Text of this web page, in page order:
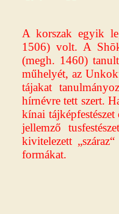
A korszak egyik
1506) volt. A
(megh. 1460)
műhelyét, az
tájakat
hírnévre tett szert.
kínai
jellemző
kivitelezett
formákat.